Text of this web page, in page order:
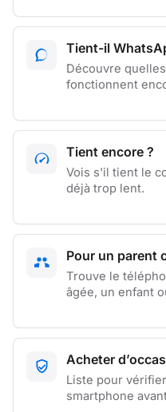
Tient-il
Découvre
fonctionnent
Tient encore ?
Vois s'il tient le
déjà trop lent.
Pour un parent
Trouve le
âgée, un enfant
Acheter
Liste pour
smartphone